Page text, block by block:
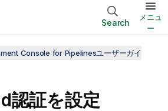
Search
メニュ
ー
Console for Pipelinesユーザーガイ
認証を設定